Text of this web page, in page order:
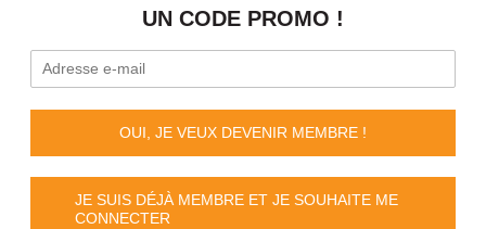
UN CODE PROMO !
OUI, JE VEUX DEVENIR MEMBRE !
JE SUIS DÉJÀ MEMBRE ET JE SOUHAITE ME
CONNECTER